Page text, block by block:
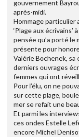
gouvernement
après-midi.
Hommage
‘Plage aux
pensée qu’a porté le
présente pour
Valérie Bochenek, sa
derniers ouvrages
femmes qui ont
Pour l’élu, on ne
sur cette plage,
mer se refait une
Et parmi les
ces ondes Estelle
encore Michel